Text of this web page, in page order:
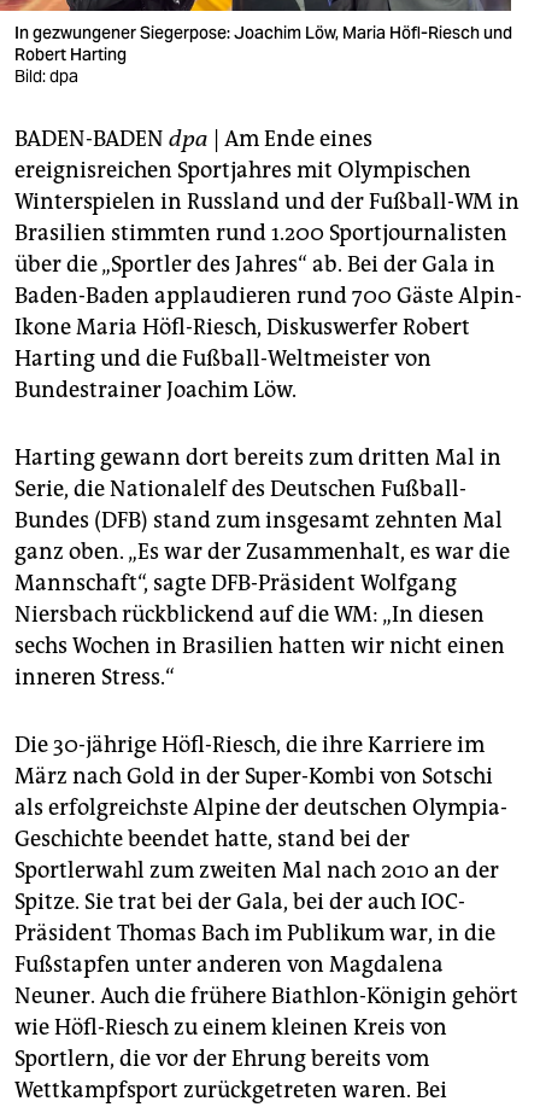
verlag
veranstaltungen
fragen & hilfe
unterstützen
abo
genossenschaft
epaper login
In gezwungener Siegerpose: Joachim Löw, Maria Höfl-Riesch und
Robert Harting
Bild: dpa
BADEN-BADEN dpa | Am Ende eines
ereignisreichen Sportjahres mit Olympischen
Winterspielen in Russland und der Fußball-WM in
Brasilien stimmten rund 1.200 Sportjournalisten
über die „Sportler des Jahres“ ab. Bei der Gala in
Baden-Baden applaudieren rund 700 Gäste Alpin-
Ikone Maria Höfl-Riesch, Diskuswerfer Robert
Harting und die Fußball-Weltmeister von
Bundestrainer Joachim Löw.
Harting gewann dort bereits zum dritten Mal in
Serie, die Nationalelf des Deutschen Fußball-
Bundes (DFB) stand zum insgesamt zehnten Mal
ganz oben. „Es war der Zusammenhalt, es war die
Mannschaft“, sagte DFB-Präsident Wolfgang
Niersbach rückblickend auf die WM: „In diesen
sechs Wochen in Brasilien hatten wir nicht einen
inneren Stress.“
Die 30-jährige Höfl-Riesch, die ihre Karriere im
März nach Gold in der Super-Kombi von Sotschi
als erfolgreichste Alpine der deutschen Olympia-
Geschichte beendet hatte, stand bei der
Sportlerwahl zum zweiten Mal nach 2010 an der
Spitze. Sie trat bei der Gala, bei der auch IOC-
Präsident Thomas Bach im Publikum war, in die
Fußstapfen unter anderen von Magdalena
Neuner. Auch die frühere Biathlon-Königin gehört
wie Höfl-Riesch zu einem kleinen Kreis von
Sportlern, die vor der Ehrung bereits vom
Wettkampfsport zurückgetreten waren. Bei